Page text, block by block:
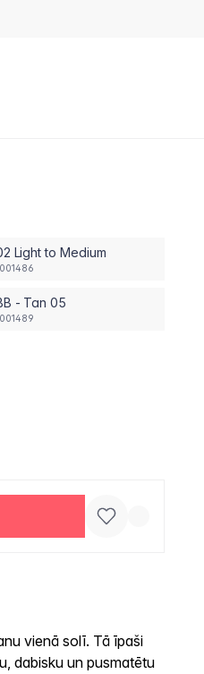
Light to Medium
- Tan 05
vienā solī. Tā īpaši
dabisku un pusmatētu